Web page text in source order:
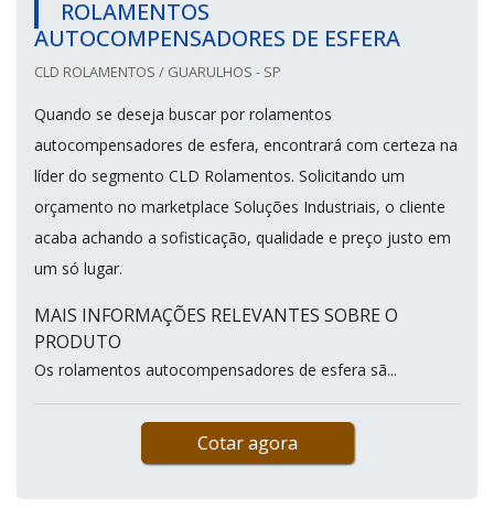
ROLAMENTOS
AUTOCOMPENSADORES DE ESFERA
CLD ROLAMENTOS / GUARULHOS - SP
Quando se deseja buscar por rolamentos
autocompensadores de esfera, encontrará com certeza na
líder do segmento CLD Rolamentos. Solicitando um
orçamento no marketplace Soluções Industriais, o cliente
acaba achando a sofisticação, qualidade e preço justo em
um só lugar.
MAIS INFORMAÇÕES RELEVANTES SOBRE O
PRODUTO
Os rolamentos autocompensadores de esfera sã...
Cotar agora